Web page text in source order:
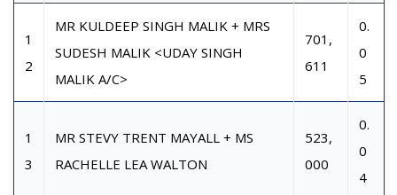
1
2
MR KULDEEP SINGH MALIK + MRS
SUDESH MALIK <UDAY SINGH
MALIK A/C>
701,
611
0.
0
5
1
3
MR STEVY TRENT MAYALL + MS
RACHELLE LEA WALTON
523,
000
0.
0
4